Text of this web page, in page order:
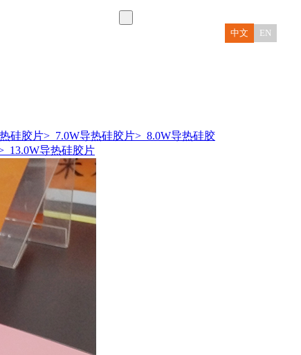
中文 EN
硅胶片> 7.0W导热硅胶片> 8.0W导热硅胶
13.0W导热硅胶片